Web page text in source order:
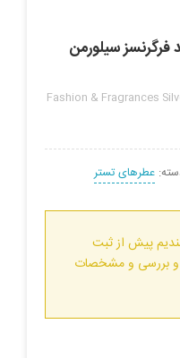
فرگرنسز سیلورمن
Fashion & Fragrances
عطرهای تستر
پیش از ثبت
بررسی و مشخصات